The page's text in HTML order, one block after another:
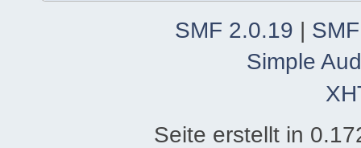
SMF 2.0.19
Simple
Seite erstellt in